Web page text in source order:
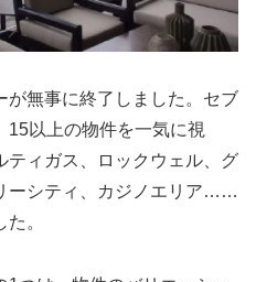
が無事に終了しました。セブ
15以上の物件を一気に視
ティガス、ロックウェル、グ
ーシティ、カジノエリア……
。